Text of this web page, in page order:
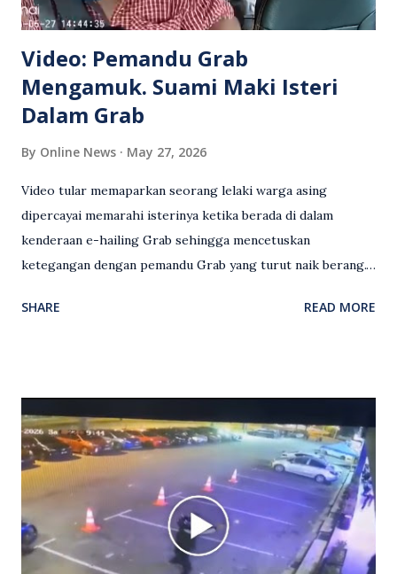
Video: Pemandu Grab
Mengamuk. Suami Maki Isteri
Dalam Grab
By Online News May 27, 2026
Video tular memaparkan seorang lelaki warga asing
dipercayai memarahi isterinya ketika berada di dalam
kenderaan e-hailing Grab sehingga mencetuskan
ketegangan dengan pemandu Grab yang turut naik berang.
antara seorang lelaki warga asing dengan pemandu Grab
Grab bertindak mempertahankan wanita terbabit sebelum
berlaku pertikaman lidah antara kedua-dua pihak. Video
berkenaan kini tular di media sosial dan mendapat pelbagai
reaksi orang ramai. Antara komen orang awam yang tular di
media sosial mengenai insiden tersebut ialah ramai yang
meluahkan rasa marah terhadap tindakan lelaki berkenaan
serta memuji pemandu Grab kerana campur tangan.
SHARE READ MORE